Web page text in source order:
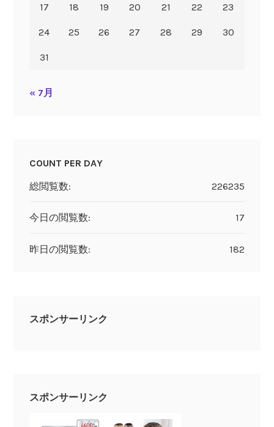
17 18 19 20 21 22 23
24 25 26 27 28 29 30
31
« 7月
COUNT PER DAY
226235
総閲覧数:
17
今日の閲覧数:
182
昨日の閲覧数:
スポンサーリンク
スポンサーリンク